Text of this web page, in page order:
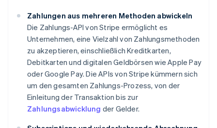
Zahlungen aus mehreren Methoden abwickeln
Die Zahlungs-API von Stripe ermöglicht es
Unternehmen, eine Vielzahl von Zahlungsmethoden
zu akzeptieren, einschließlich Kreditkarten,
Debitkarten und digitalen Geldbörsen wie Apple Pay
oder Google Pay. Die APIs von Stripe kümmern sich
um den gesamten Zahlungs-Prozess, von der
Einleitung der Transaktion bis zur
Zahlungsabwicklung der Gelder.